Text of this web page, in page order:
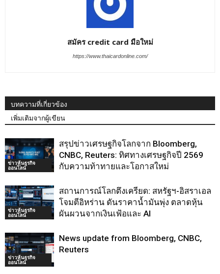
สมัคร credit card มือใหม่
https://www.thaicardonline.com/
บทความที่เกี่ยวข้อง
เพิ่มเติมจากผู้เขียน
ข่าวหุ้นธุรกิจ
ออนไลน์
สรุปข่าวเศรษฐกิจโลกจาก Bloomberg,
CNBC, Reuters: ทิศทางเศรษฐกิจปี 2569
กับความท้าทายและโอกาสใหม่
ข่าวหุ้นธุรกิจ
ออนไลน์
สถานการณ์โลกตึงเครียด: สหรัฐฯ-อิสราเอล
โจมตีอิหร่าน ดันราคาน้ำมันพุ่ง ตลาดหุ้น
ผันผวนจากเงินเฟ้อและ AI
ข่าวหุ้นธุรกิจ
ออนไลน์
News update from Bloomberg, CNBC,
Reuters